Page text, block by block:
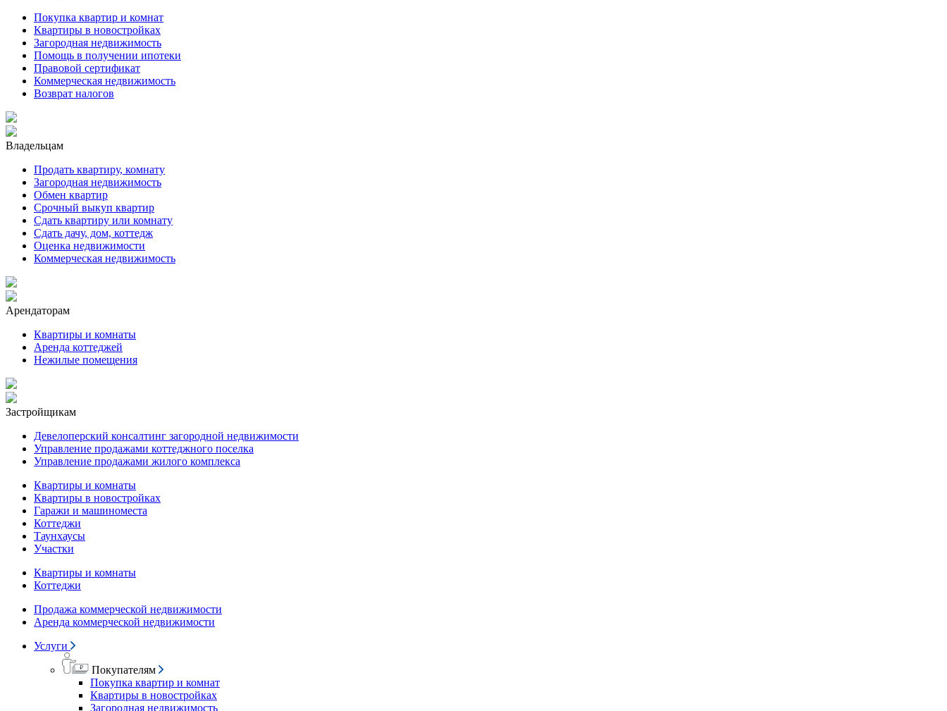
Покупка квартир и комнат
Квартиры в новостройках
Загородная недвижимость
Помощь в получении ипотеки
Правовой сертификат
Коммерческая недвижимость
Возврат налогов
Владельцам
Продать квартиру, комнату
Загородная недвижимость
Обмен квартир
Срочный выкуп квартир
Сдать квартиру или комнату
Сдать дачу, дом, коттедж
Оценка недвижимости
Коммерческая недвижимость
Арендаторам
Квартиры и комнаты
Аренда коттеджей
Нежилые помещения
Застройщикам
Девелоперский консалтинг загородной недвижимости
Управление продажами коттеджного поселка
Управление продажами жилого комплекса
Квартиры и комнаты
Квартиры в новостройках
Гаражи и машиноместа
Коттеджи
Таунхаусы
Участки
Квартиры и комнаты
Коттеджи
Продажа коммерческой недвижимости
Аренда коммерческой недвижимости
Услуги
Покупателям
Покупка квартир и комнат
Квартиры в новостройках
Загородная недвижимость